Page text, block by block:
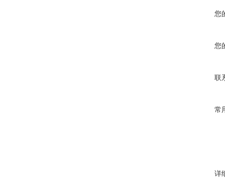
您
您
联
常
详